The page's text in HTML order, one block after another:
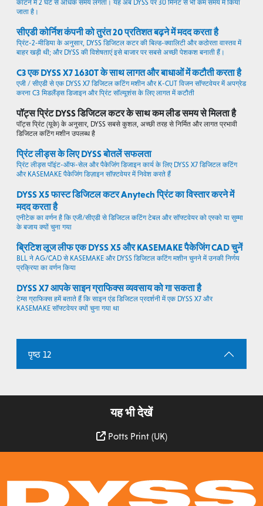
काटने में 2 घंटे से अधिक समय लगता। यह अब DYSS पर 30 मिनट से भी कम समय में किया
जाता है।
सीएडी कोर्निश कंपनी को तुरंत 20 प्रतिशत बढ़ने में मदद करता है
प्रिंट-2-मीडिया के अनुसार, DYSS डिजिटल कटर की बिल्ड-क्वालिटी और कठोरता वास्तव में
बाहर खड़ी थी; और DYSS की विशेषताएं इसे बाजार पर सबसे अच्छी पेशकश बनाती हैं।
C3 एक DYSS X7 1630T के साथ लागत और बाधाओं में कटौती करता है
एजी / सीएडी से एक DYSS X7 डिजिटल कटिंग मशीन और K-CUT विजन सॉफ्टवेयर में अपग्रेड
करना C3 मिडलैंड्स डिजाइन और प्रिंट सॉल्यूशंस के लिए लागत में कटौती
पॉट्स प्रिंट DYSS डिजिटल कटर के साथ कम लीड समय से मिलता है
पॉट्स प्रिंट (यूके) के अनुसार, DYSS सबसे कुशल, अच्छी तरह से निर्मित और लागत प्रभावी
डिजिटल कटिंग मशीन उपलब्ध है
प्रिंट लीड्स के लिए DYSS बोतलें सफलता
प्रिंट लीड्स पॉइंट-ऑफ-सेल और पैकेजिंग डिजाइन कार्य के लिए DYSS X7 डिजिटल कटिंग
और KASEMAKE पैकेजिंग डिज़ाइन सॉफ़्टवेयर में निवेश करते हैं
DYSS X5 फास्ट डिजिटल कटर Anytech प्रिंट का विस्तार करने में
मदद करता है
एनीटेक का वर्णन है कि एजी/सीएडी से डिजिटल कटिंग टेबल और सॉफ्टवेयर को एस्को या सुम्मा
के बजाय क्यों चुना गया
ब्रिटिश लूज लीफ एक DYSS X5 और KASEMAKE पैकेजिंग CAD चुनें
BLL ने AG/CAD से KASEMAKE और DYSS डिजिटल कटिंग मशीन चुनने में उनकी निर्णय
प्रक्रिया का वर्णन किया
DYSS X7 आपके साइन ग्राफिक्स व्यवसाय को गा सकता है
टेम्स ग्राफिक्स हमें बताते हैं कि साइन एंड डिजिटल प्रदर्शनी में एक DYSS X7 और
KASEMAKE सॉफ्टवेयर क्यों चुना गया था
पृष्ठ 12
यह भी देखें
Potts Print (UK)